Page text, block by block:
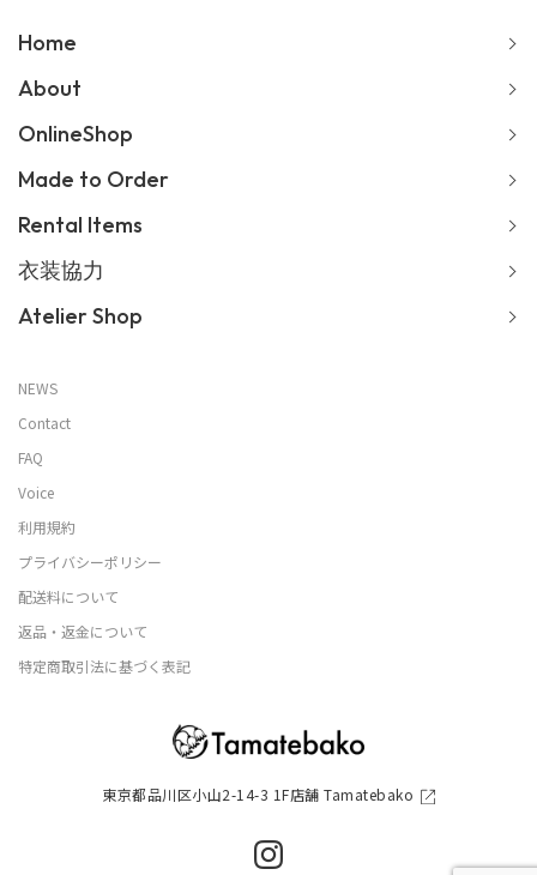
東京都品川区小山2-14-3 1F店舗 Tamatebako
Home
About
OnlineShop
Made to Order
Rental Items
衣装協力
Atelier Shop
NEWS
Contact
FAQ
Voice
利用規約
プライバシーポリシー
配送料について
返品・返金について
特定商取引法に基づく表記